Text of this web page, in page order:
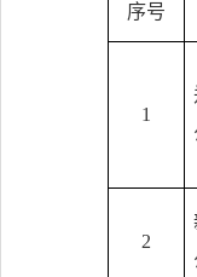
序号
1
2